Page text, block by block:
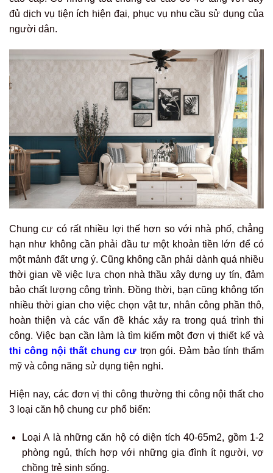
đủ dịch vụ tiện ích hiện đại, phục vụ nhu cầu sử dụng của
người dân.
Chung cư có rất nhiều lợi thế hơn so với nhà phố, chẳng
hạn như không cần phải đầu tư một khoản tiền lớn để có
một mảnh đất ưng ý. Cũng không cần phải dành quá nhiều
thời gian về việc lựa chọn nhà thầu xây dựng uy tín, đảm
bảo chất lượng công trình. Đồng thời, bạn cũng không tốn
nhiều thời gian cho việc chọn vật tư, nhân công phần thô,
hoàn thiện và các vấn đề khác xảy ra trong quá trình thi
công. Việc bạn cần làm là tìm kiếm một đơn vị thiết kế và
thi công nội thất chung cư trọn gói. Đảm bảo tính thẩm
mỹ và công năng sử dụng tiện nghi.
Hiện nay, các đơn vị thi công thường thi công nội thất cho
3 loại căn hộ chung cư phổ biến:
Loại A là những căn hộ có diện tích 40-65m2, gồm 1-2
phòng ngủ, thích hợp với những gia đình ít người, vợ
chồng trẻ sinh sống.